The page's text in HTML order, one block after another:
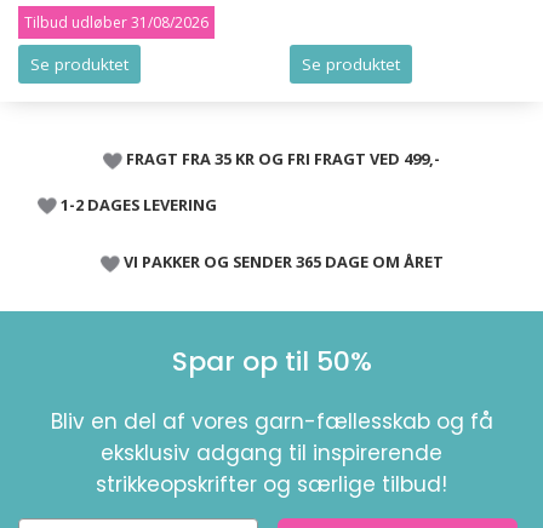
Tilbud udløber 31/08/2026
Se produktet Se produktet
FRAGT FRA 35 KR OG FRI FRAGT VED 499,-
1-2 DAGES LEVERING
VI PAKKER OG SENDER 365 DAGE OM ÅRET
Spar op til 50%
Bliv en del af vores garn-fællesskab og få
eksklusiv adgang til inspirerende
strikkeopskrifter og særlige tilbud!